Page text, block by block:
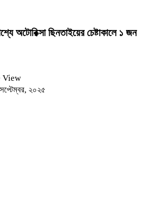
অটোরিক্সা ছিনতাইয়ের চেষ্টাকালে ১ জন
View
২০২৫